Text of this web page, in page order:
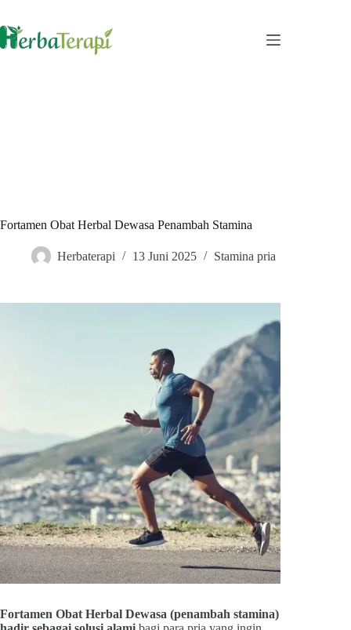
content
Fortamen Obat Herbal Dewasa Penambah Stamina
Herbaterapi 13 Juni 2025 Stamina pria
Fortamen Obat Herbal Dewasa (penambah stamina)